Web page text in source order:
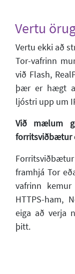
Vertu
Vertu ekki að
Tor-vafrinn
við Flash,
þær er hægt
ljóstri upp um
Við mælum
forritsviðbætur
framhjá Tor
vafrinn
HTTPS-ham,
eiga að verja
þitt.